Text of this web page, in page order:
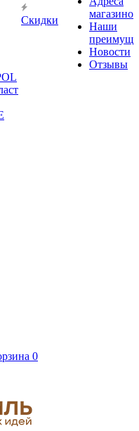
Скидки
магазинов
Наши
Новости
Отзывы
0